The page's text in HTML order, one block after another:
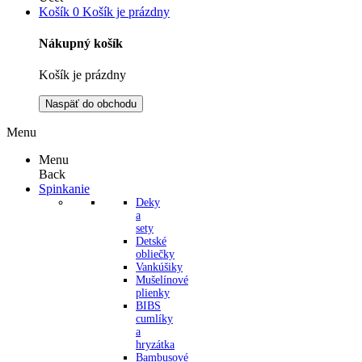
Košík 0 Košík je prázdny
Nákupný košík
Košík je prázdny
Naspäť do obchodu
Menu
Menu
Back
Spinkanie
Deky
a
sety
Detské
obliečky
Vankúšiky
Mušelínové
plienky
BIBS
cumlíky
a
hryzátka
Bambusové